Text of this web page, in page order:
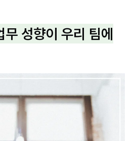
성향이 우리 팀에